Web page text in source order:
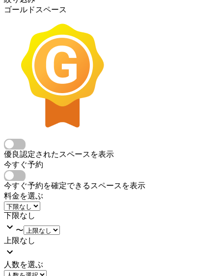
ゴールドスペース
優良認定されたスペースを表示
今すぐ予約
今すぐ予約を確定できるスペースを表示
料金を選ぶ
下限なし
〜
上限なし
人数を選ぶ